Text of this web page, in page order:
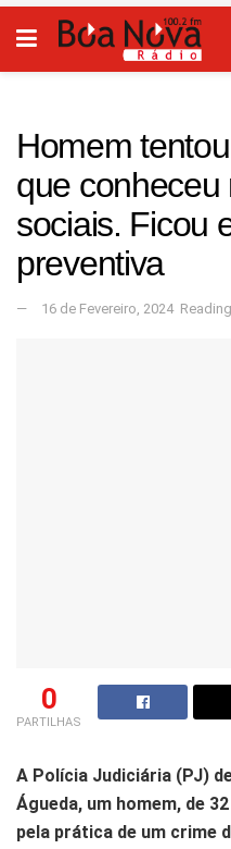
Homem
que conheceu
sociais. Ficou
preventiva
16 de Fevereiro, 2024
0
PARTILHAS
A Polícia Judiciária (PJ)
Águeda, um homem, de
pela prática de um crime